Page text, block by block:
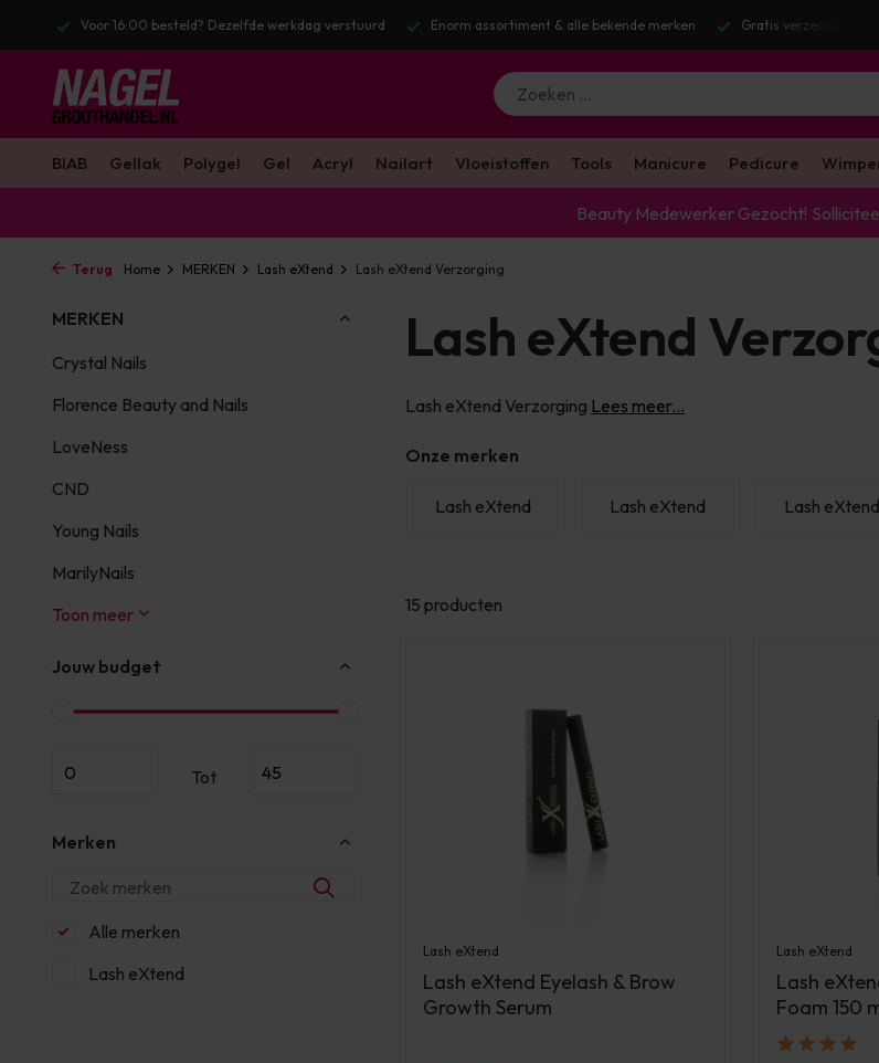
Enorm assortiment & alle bekende merken Gratis verzending v.a. €100 excl. BTW Voor 16:00 besteld? Dezelfde
BIAB Gellak Polygel Gel Acryl Nailart Vloeistoffen Tools Manicure Pedicure
Beauty Medewerker Gezocht!
Terug Home MERKEN Lash eXtend Lash eXtend Verzorging
MERKEN
Crystal Nails
Florence Beauty and Nails
LoveNess
CND
Young Nails
MarilyNails
Toon meer
Jouw budget
Tot
Merken
Alle merken
Lash eXtend
Lash eXtend
Lash eXtend Verzorging Lees meer...
Onze merken
Lash eXtend Lash eXtend Lash eXtend
15 producten
Lash eXtend
Lash eXtend Eyelash & Brow
Growth Serum
Lash eXtend
Lash
Foam 150